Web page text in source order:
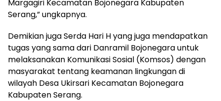
Margagiri Kecamatan Bojonegara Kabupaten
Serang,” ungkapnya.
Demikian juga Serda Hari H yang juga mendapatkan
tugas yang sama dari Danramil Bojonegara untuk
melaksanakan Komunikasi Sosial (Komsos) dengan
masyarakat tentang keamanan lingkungan di
wilayah Desa Ukirsari Kecamatan Bojonegara
Kabupaten Serang.